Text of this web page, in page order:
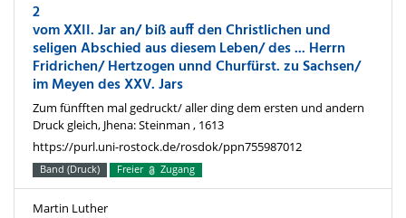
2
vom XXII. Jar an/ biß auff den Christlichen und
seligen Abschied aus diesem Leben/ des ... Herrn
Fridrichen/ Hertzogen unnd Churfürst. zu Sachsen/
im Meyen des XXV. Jars
Zum fünfften mal gedruckt/ aller ding dem ersten und andern
Druck gleich, Jhena: Steinman , 1613
https://purl.uni-rostock.de/rosdok/ppn755987012
Band (Druck) Freier Zugang
Martin Luther